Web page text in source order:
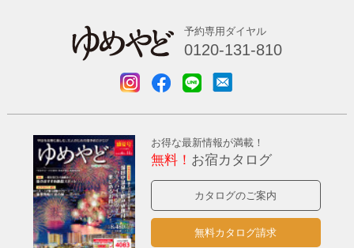
予約専用ダイヤル
0120-131-810
お得な最新情報が満載！
無料！ お宿カタログ
カタログのご案内
無料カタログ請求